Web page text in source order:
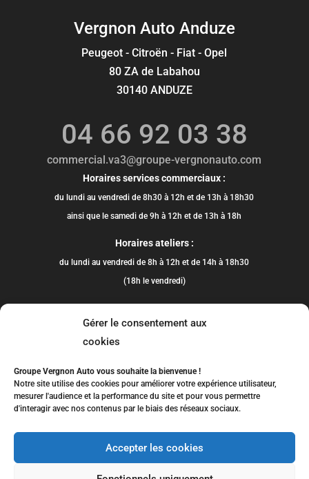
Gérer le consentement aux
cookies
Groupe Vergnon Auto vous souhaite la bienvenue !
Notre site utilise des cookies pour améliorer votre expérience utilisateur,
mesurer l'audience et la performance du site et pour vous permettre
d'interagir avec nos contenus par le biais des réseaux sociaux.
Accepter les cookies
Vergnon Auto Anduze
Peugeot - Citroën - Fiat - Opel
80 ZA de Labahou
30140 ANDUZE
04 66 92 03 38
commercial.va3@groupe-vergnonauto.com
Horaires services commerciaux :
du lundi au vendredi de 8h30 à 12h et de 13h à 18h30
ainsi que le samedi de 9h à 12h et de 13h à 18h
Horaires ateliers :
du lundi au vendredi de 8h à 12h et de 14h à 18h30
(18h le vendredi)